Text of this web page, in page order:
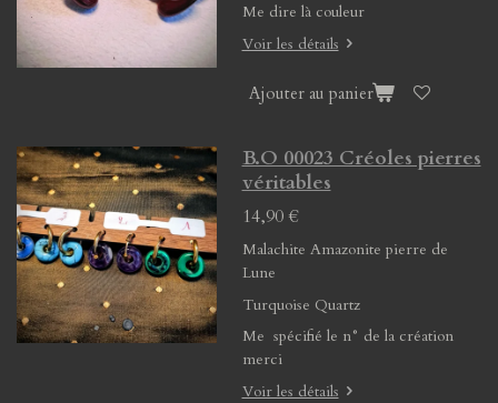
Me dire là couleur
Voir les détails
Ajouter au panier
B.O 00023 Créoles pierres
véritables
14,90 €
Malachite Amazonite pierre de
Lune
Turquoise Quartz
Me spécifié le n° de la création
merci
Voir les détails